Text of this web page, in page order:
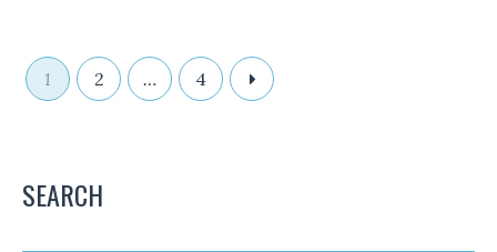
1 2 … 4
SEARCH